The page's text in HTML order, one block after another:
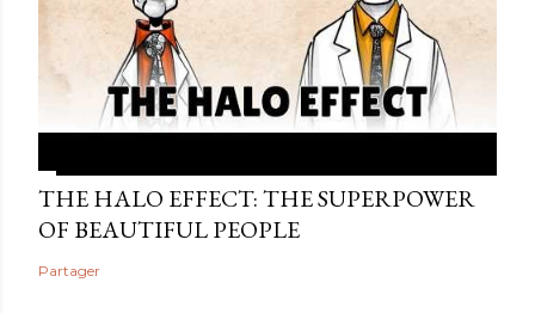
THE HALO EFFECT: THE SUPERPOWER
OF BEAUTIFUL PEOPLE
Partager